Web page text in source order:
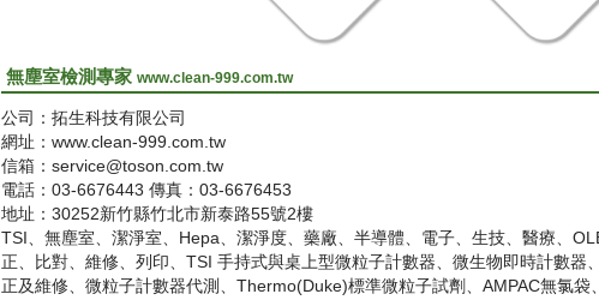
無塵室檢測專家 www.clean-999.com.tw
公司：拓生科技有限公司
網址：www.clean-999.com.tw
信箱：service@toson.com.tw
電話：03-6676443 傳真：03-6676453
地址：30252新竹縣竹北市新泰路55號2樓
TSI、無塵室、潔淨室、Hepa、潔淨度、藥廠、半導體、電子、生技、醫療、
正、比對、維修、列印、TSI 手持式與桌上型微粒子計數器、微生物即時計數器
正及維修、微粒子計數器代測、Thermo(Duke)標準微粒子試劑、AMPAC無氯袋